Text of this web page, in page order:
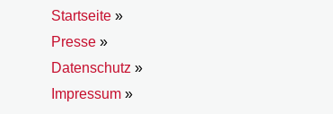
Startseite »
Presse »
Datenschutz »
Impressum »